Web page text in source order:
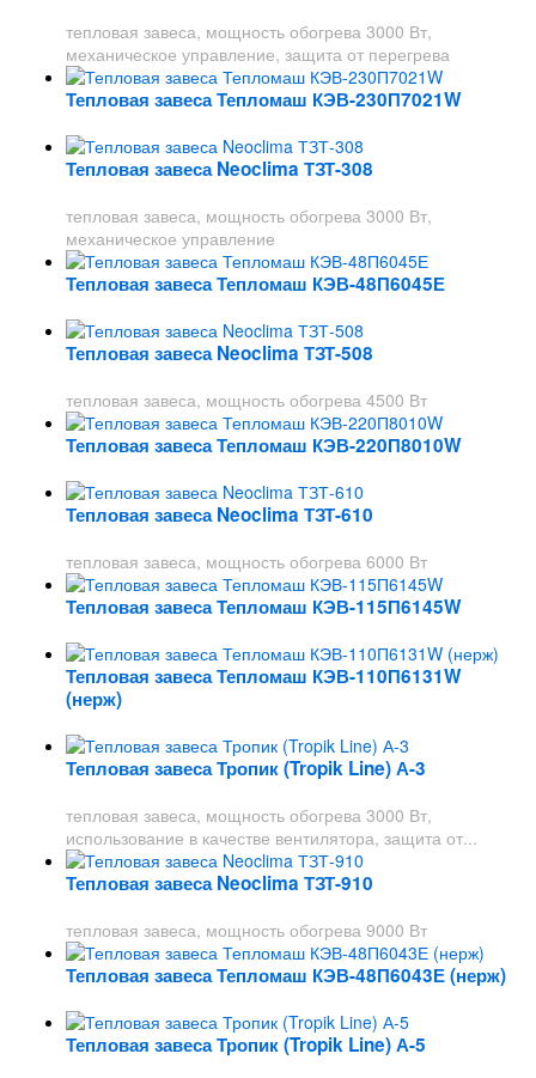
тепловая завеса, мощность обогрева 3000 Вт,
механическое управление, защита от перегрева
Тепловая завеса Тепломаш КЭВ-230П7021W
Тепловая завеса Neoclima ТЗТ-308
тепловая завеса, мощность обогрева 3000 Вт,
механическое управление
Тепловая завеса Тепломаш КЭВ-48П6045Е
Тепловая завеса Neoclima ТЗТ-508
тепловая завеса, мощность обогрева 4500 Вт
Тепловая завеса Тепломаш КЭВ-220П8010W
Тепловая завеса Neoclima ТЗТ-610
тепловая завеса, мощность обогрева 6000 Вт
Тепловая завеса Тепломаш КЭВ-115П6145W
Тепловая завеса Тепломаш КЭВ-110П6131W
(нерж)
Тепловая завеса Тропик (Tropik Line) А-3
тепловая завеса, мощность обогрева 3000 Вт,
использование в качестве вентилятора, защита от...
Тепловая завеса Neoclima ТЗТ-910
тепловая завеса, мощность обогрева 9000 Вт
Тепловая завеса Тепломаш КЭВ-48П6043Е (нерж)
Тепловая завеса Тропик (Tropik Line) А-5